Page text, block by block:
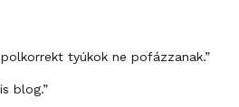
tyúkok ne pofázzanak.”
blog.”